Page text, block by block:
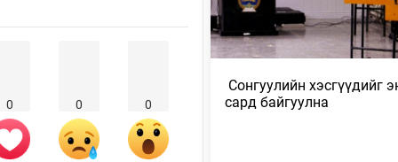
0 0 0
Өчигдөр
МОНГОЛ УЛС COP17-Д ТАЛ
ТӨЛӨВЛӨГӨӨГӨӨ
Өчигдөр
Сонгуулийн хэсгүүдийг
сард байгуулна